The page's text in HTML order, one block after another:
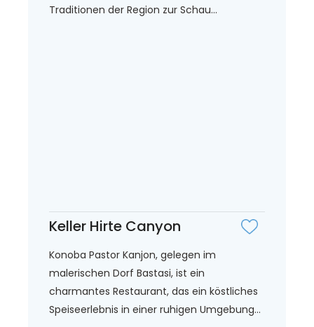
Traditionen der Region zur Schau...
Keller Hirte Canyon
Konoba Pastor Kanjon, gelegen im
malerischen Dorf Bastasi, ist ein
charmantes Restaurant, das ein köstliches
Speiseerlebnis in einer ruhigen Umgebung...